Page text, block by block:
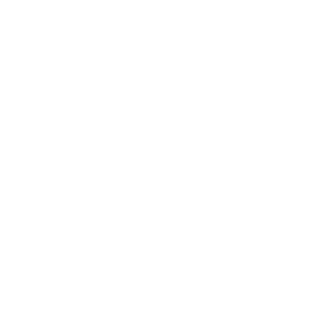
την από μέρους σας χρήση της
μέσων κοινωνικής
και ανάλυσης.